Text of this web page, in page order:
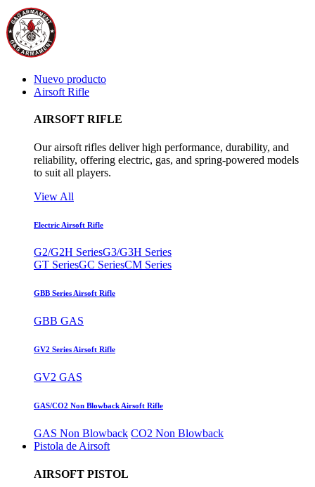
Nuevo producto
Airsoft Rifle
AIRSOFT RIFLE
Our airsoft rifles deliver high performance, durability, and
reliability, offering electric, gas, and spring-powered models
to suit all players.
View All
Electric Airsoft Rifle
G2/G2H SeriesG3/G3H Series
GT SeriesGC SeriesCM Series
GBB Series Airsoft Rifle
GBB GAS
GV2 Series Airsoft Rifle
GV2 GAS
GAS/CO2 Non Blowback Airsoft Rifle
GAS Non Blowback CO2 Non Blowback
Pistola de Airsoft
AIRSOFT PISTOL